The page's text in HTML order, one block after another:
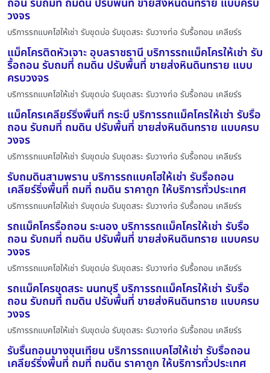
ถอน รับถมที่ ถมดิน ปรับพื้นที่ ขายส่งหินดินทราย แบบครบ
วงจร
บริการรถแบคโฮให้เช่า รับขุดบ่อ รับขุดสระ รับวางท่อ รับรื้อถอน เคลียร์ร
แม็คโครติดหัวเจาะ อุบลราชธานี บริการรถแม็คโครให้เช่า รับ
รื้อถอน รับถมที่ ถมดิน ปรับพื้นที่ ขายส่งหินดินทราย แบบ
ครบวงจร
บริการรถแบคโฮให้เช่า รับขุดบ่อ รับขุดสระ รับวางท่อ รับรื้อถอน เคลียร์ร
แม็คโครเคลียร์ริ่งพื้นที่ กระบี่ บริการรถแม็คโครให้เช่า รับรื้อ
ถอน รับถมที่ ถมดิน ปรับพื้นที่ ขายส่งหินดินทราย แบบครบ
วงจร
บริการรถแบคโฮให้เช่า รับขุดบ่อ รับขุดสระ รับวางท่อ รับรื้อถอน เคลียร์ร
รับถมดินสามพราน บริการรถแบคโฮให้เช่า รับรื้อถอน
เคลียร์ริ่งพื้นที่ ถมที่ ถมดิน ราคาถูก ให้บริการทั่วประเทศ
บริการรถแบคโฮให้เช่า รับขุดบ่อ รับขุดสระ รับวางท่อ รับรื้อถอน เคลียร์ร
รถแม็คโครรื้อถอน ระนอง บริการรถแม็คโครให้เช่า รับรื้อ
ถอน รับถมที่ ถมดิน ปรับพื้นที่ ขายส่งหินดินทราย แบบครบ
วงจร
บริการรถแบคโฮให้เช่า รับขุดบ่อ รับขุดสระ รับวางท่อ รับรื้อถอน เคลียร์ร
รถแม็คโครขุดสระ นนทบุรี บริการรถแม็คโครให้เช่า รับรื้อ
ถอน รับถมที่ ถมดิน ปรับพื้นที่ ขายส่งหินดินทราย แบบครบ
วงจร
บริการรถแบคโฮให้เช่า รับขุดบ่อ รับขุดสระ รับวางท่อ รับรื้อถอน เคลียร์ร
รับรื้นถอนบางขุนเทียน บริการรถแบคโฮให้เช่า รับรื้อถอน
เคลียร์ริ่งพื้นที่ ถมที่ ถมดิน ราคาถูก ให้บริการทั่วประเทศ